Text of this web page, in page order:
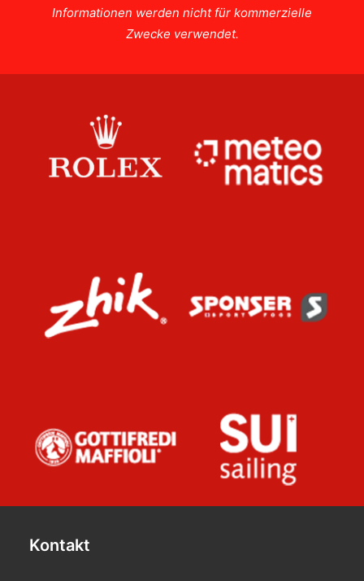
Informationen werden nicht für kommerzielle
Zwecke verwendet.
Kontakt